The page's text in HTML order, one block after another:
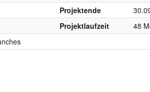
Projektende
Projektlaufzeit
48